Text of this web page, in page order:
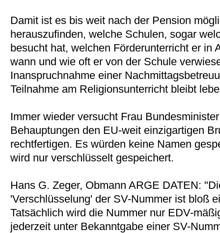
Damit ist es bis weit nach der Pension
herauszufinden, welche Schulen, sogar
besucht hat, welchen Förderunterricht er in
wann und wie oft er von der Schule
Inanspruchnahme einer
Teilnahme am Religionsunterricht bleibt
Immer wieder versucht Frau
Behauptungen den EU-weit einzigartigen
rechtfertigen. Es würden keine Namen
wird nur verschlüsselt gespeichert.
Hans G. Zeger, Obmann ARGE DATEN:
'Verschlüsselung' der SV-Nummer ist bloß
Tatsächlich wird die Nummer nur EDV-
jederzeit unter Bekanntgabe einer SV-